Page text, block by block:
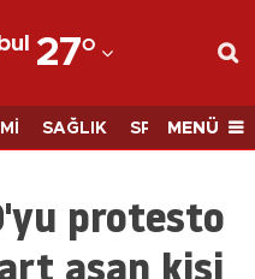
27°
SAĞLIK SPORMENÜ
protesto